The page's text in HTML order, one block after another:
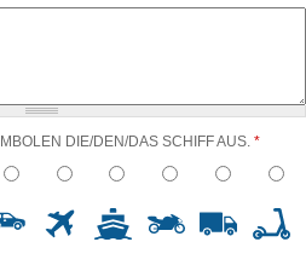
DIE/DEN/DAS SCHIFF AUS. *